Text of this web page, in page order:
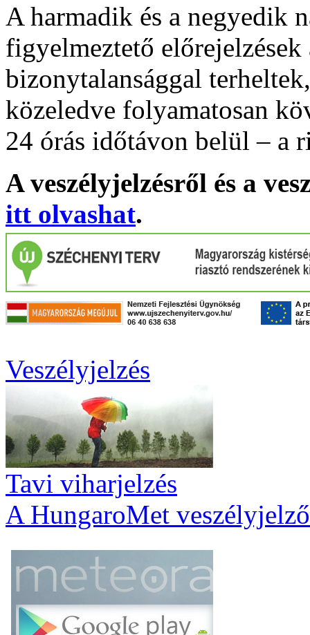
A harmadik és a negyedik
figyelmeztető
bizonytalansággal
közeledve folyamatosan
24 órás időtávon belül – a
A veszélyjelzésről és a
itt olvashat.
Veszélyjelzés
Tavi viharjelzés
A HungaroMet